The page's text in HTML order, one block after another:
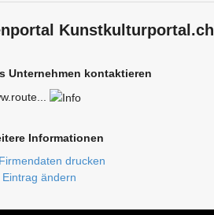
Kunstkulturportal.ch
Unternehmen kontaktieren
Informationen
Firmendaten drucken
Eintrag ändern